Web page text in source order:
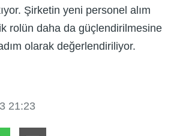
Şirketin yeni personel alım
rolün daha da güçlendirilmesine
olarak değerlendiriliyor.
21:23